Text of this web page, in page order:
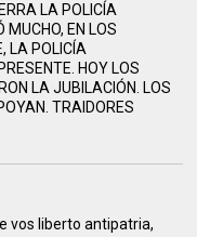
LA POLICÍA
EN LOS
LA POLICÍA
HOY LOS
LA JUBILACIÓN. LOS
TRAIDORES
vos liberto antipatria,